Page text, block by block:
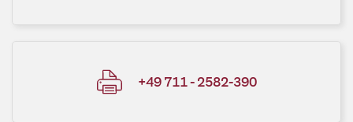
+49 711 - 2582-390